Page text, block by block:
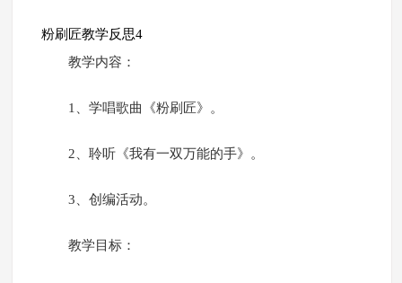
粉刷匠教学反思4
教学内容：
1、学唱歌曲《粉刷匠》。
2、聆听《我有一双万能的手》。
3、创编活动。
教学目标：